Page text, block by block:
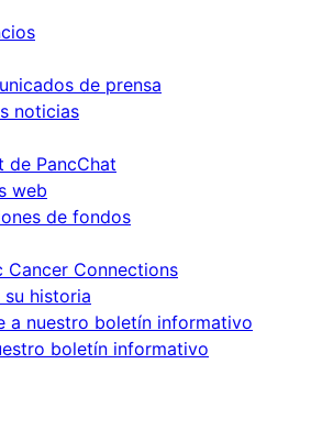
de prensa
noticias
de PancChat
web
de fondos
Cancer Connections
historia
a nuestro boletín informativo
boletín informativo